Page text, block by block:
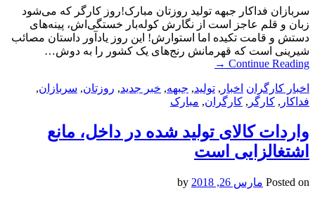
سربازان فداکار جبهه تولید روزتان مبارک!روز کارگر که می‌شود
زبان و قلم عاجز است از نگارش کوله‌بار خستگی‌اش، پینه‌های
دستش و قامت تکیده اما استوارش! این روز یادآور داستان مصائب
شیرینی است که قهرمانش رنج‌های یک کشور را به دوش…
Continue Reading
→
اخبار کارگران اخبار , تولید, جبهه, خبر جدید, روزتان, سربازان,
فداکار , کارگر , کارگران, مبارک
واردات کالای تولید شده در داخل، مانع
اشتغالزایی است
Posted on مارس 26, 2018